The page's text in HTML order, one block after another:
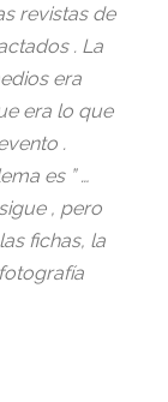
revistas de
. La
era
era lo que
.
es ” …
, pero
fichas, la